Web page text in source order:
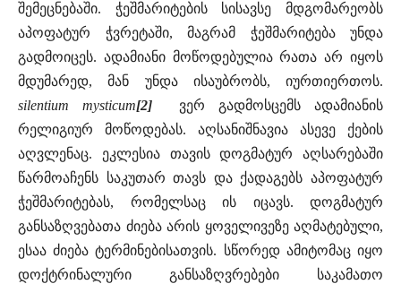
შემეცნებაში. ჭეშმარიტების სისავსე მდგომარეობს
აპოფატურ ჭვრეტაში, მაგრამ ჭეშმარიტება უნდა
გადმოიცეს. ადამიანი მოწოდებულია რათა არ იყოს
მდუმარედ, მან უნდა ისაუბრობს, იურთიერთოს.
silentium mysticum[2] ვერ გადმოსცემს ადამიანის
რელიგიურ მოწოდებას. აღსანიშნავია ასევე ქების
აღვლენაც. ეკლესია თავის დოგმატურ აღსარებაში
წარმოაჩენს საკუთარ თავს და ქადაგებს აპოფატურ
ჭეშმარიტებას, რომელსაც ის იცავს. დოგმატურ
განსაზღვებათა ძიება არის ყოველივეზე აღმატებული,
ესაა ძიება ტერმინებისათვის. სწორედ ამიტომაც იყო
დოქტრინალური განსაზღვრებები საკამათო